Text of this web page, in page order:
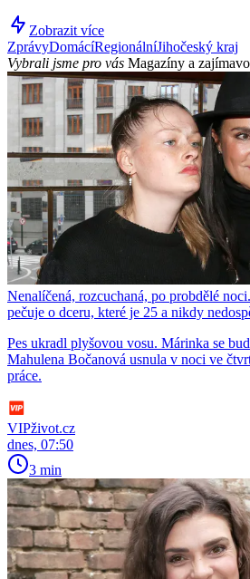
Zobrazit více
ZprávyDomácíRegionálníJihočeský kraj
Vybrali jsme pro vás Magazíny a
Nenalíčená, rozcuchaná, po probdělé
pečuje o dceru, které je 25 a nikdy
Pes ukradl plyšovou vosu. Márinka se
Mahulena Bočanová usnula v noci ve
práce.
VIPživot.cz
dnes, 07:50
3 min